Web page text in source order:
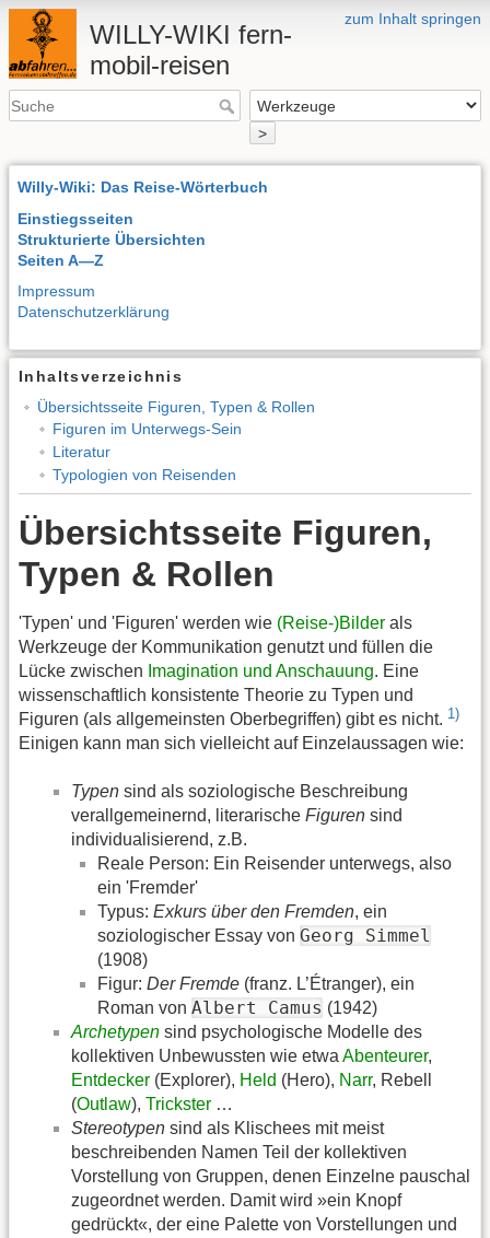
zum Inhalt springen
WILLY-WIKI fern-
mobil-reisen
>
Willy-Wiki: Das Reise-Wörterbuch
Einstiegsseiten
Strukturierte Übersichten
Seiten A—Z
Impressum
Datenschutzerklärung
Inhaltsverzeichnis
Übersichtsseite Figuren, Typen & Rollen
Figuren im Unterwegs-Sein
Literatur
Typologien von Reisenden
Übersichtsseite Figuren,
Typen & Rollen
'Typen' und 'Figuren' werden wie (Reise-)Bilder als
Werkzeuge der Kommunikation genutzt und füllen die
Lücke zwischen Imagination und Anschauung. Eine
wissenschaftlich konsistente Theorie zu Typen und
Figuren (als allgemeinsten Oberbegriffen) gibt es nicht. 1)
Einigen kann man sich vielleicht auf Einzelaussagen wie:
Typen sind als soziologische Beschreibung
verallgemeinernd, literarische Figuren sind
individualisierend, z.B.
Reale Person: Ein Reisender unterwegs, also
ein 'Fremder'
Typus: Exkurs über den Fremden, ein
soziologischer Essay von Georg Simmel
(1908)
Figur: Der Fremde (franz. L’Étranger), ein
Roman von Albert Camus (1942)
Archetypen sind psychologische Modelle des
kollektiven Unbewussten wie etwa Abenteurer,
Entdecker (Explorer), Held (Hero), Narr, Rebell
(Outlaw), Trickster …
Stereotypen sind als Klischees mit meist
beschreibenden Namen Teil der kollektiven
Vorstellung von Gruppen, denen Einzelne pauschal
zugeordnet werden. Damit wird »ein Knopf
gedrückt«, der eine Palette von Vorstellungen und